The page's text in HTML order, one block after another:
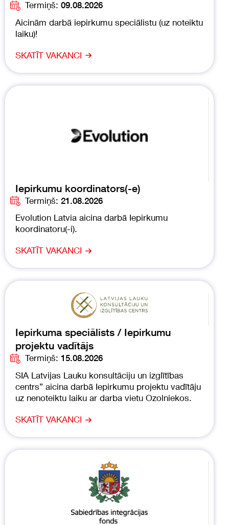
Termiņš: 09.08.2026
Aicinām darbā iepirkumu speciālistu (uz noteiktu
laiku)!
SKATĪT VAKANCI
Iepirkumu koordinators(-e)
Termiņš: 21.08.2026
Evolution Latvia aicina darbā Iepirkumu
koordinatoru(-i).
SKATĪT VAKANCI
Iepirkuma speciālists / Iepirkumu
projektu vadītājs
Termiņš: 15.08.2026
SIA Latvijas Lauku konsultāciju un izglītības
centrs” aicina darbā Iepirkumu projektu vadītāju
uz nenoteiktu laiku ar darba vietu Ozolniekos.
SKATĪT VAKANCI